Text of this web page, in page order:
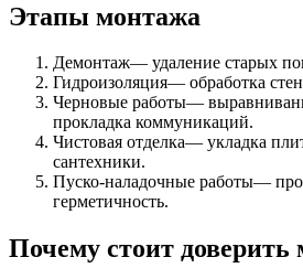
Этапы монтажа
Демонтаж— удаление старых
Гидроизоляция— обработка
Черновые работы—
прокладка коммуникаций.
Чистовая отделка— укладка
сантехники.
Пуско-наладочные работы—
герметичность.
Почему стоит доверить